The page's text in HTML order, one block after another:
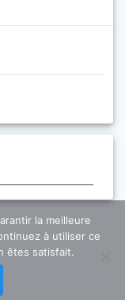
la meilleure
à utiliser ce
êtes satisfait.